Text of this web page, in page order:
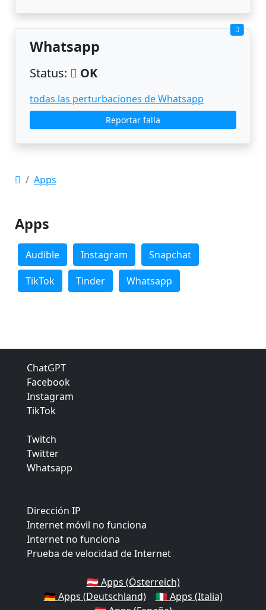
Whatsapp
Status: OK
todas las perturbaciones de Whatsapp
Reportar falla
Apps
Apps
Audible Instagram
Snapchat
TikTok
Tinder Whatsapp
ChatGPT
Facebook
Instagram
TikTok
Twitch
Twitter
Whatsapp
Dirección IP
Internet móvil no funciona
Internet no funciona
Prueba de velocidad de Internet
🇦🇹 Apps (Österreich)
🇩🇪 Apps (Deutschland)
🇮🇹 Apps (Italia)